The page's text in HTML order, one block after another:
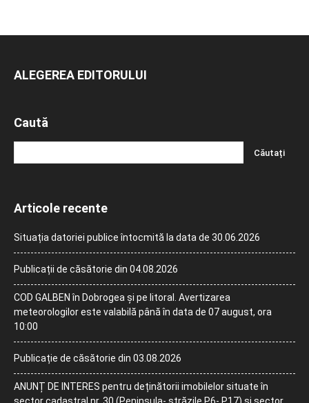
ALEGEREA EDITORULUI
Caută
Articole recente
Situația datoriei publice întocmită la data de 30.06.2026
Publicații de căsătorie din 04.08.2026
COD GALBEN în Dobrogea și pe litoral. Avertizarea
meteorologilor este valabilă până în data de 07 august, ora
10:00
Publicație de căsătorie din 03.08.2026
ANUNȚ DE INTERES pentru deținătorii imobilelor situate în